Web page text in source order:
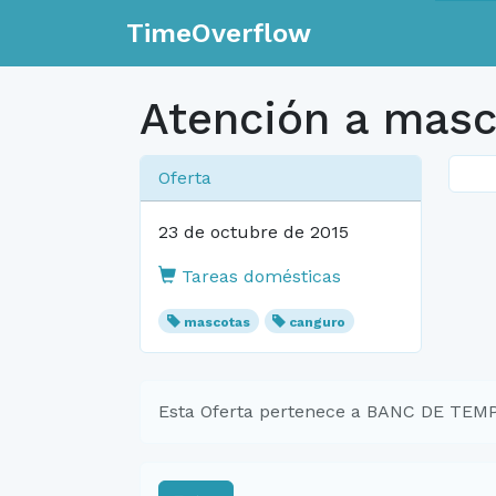
TimeOverflow
Atención a
Oferta
23 de octubre de 2015
Tareas domésticas
mascotas canguro
Esta Oferta pertenece a BANC DE